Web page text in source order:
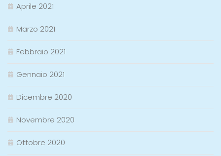
Aprile 2021
Marzo 2021
Febbraio 2021
Gennaio 2021
Dicembre 2020
Novembre 2020
Ottobre 2020